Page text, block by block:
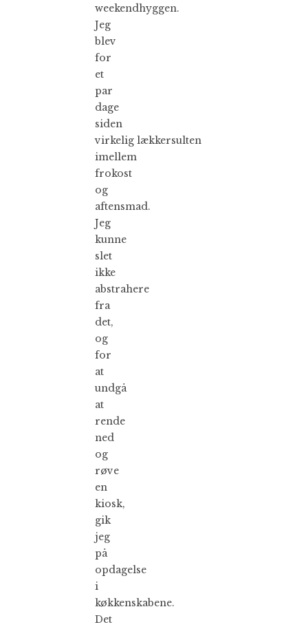
weekendhyggen.
Jeg
blev
for
et
par
dage
siden
virkelig lækkersulten
imellem
frokost
og
aftensmad.
Jeg
kunne
slet
ikke
abstrahere
fra
det,
og
for
at
undgå
at
rende
ned
og
røve
en
kiosk,
gik
jeg
på
opdagelse
i
køkkenskabene.
Det